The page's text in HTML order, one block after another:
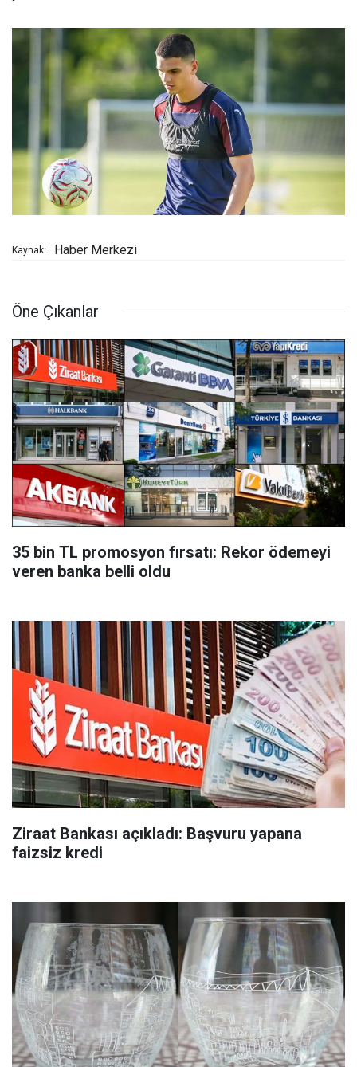
Kaynak: Haber Merkezi
Öne Çıkanlar
35 bin TL promosyon fırsatı: Rekor ödemeyi
veren banka belli oldu
Ziraat Bankası açıkladı: Başvuru yapana
faizsiz kredi